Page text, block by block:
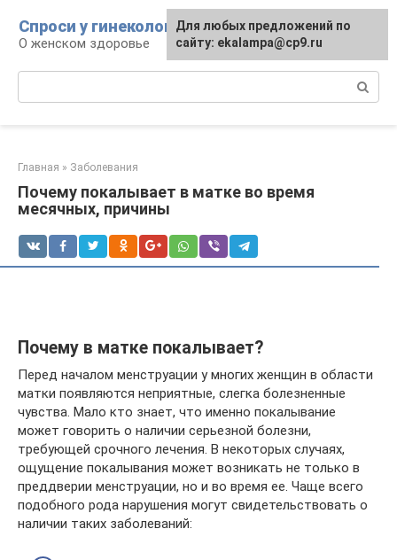
контенту
Спроси у гинеколога
О женском здоровье
Главная » Заболевания
Почему покалывает в матке во время
месячных, причины
Почему в матке покалывает?
Перед началом менструации у многих женщин в области
матки появляются неприятные, слегка болезненные
чувства. Мало кто знает, что именно покалывание
может говорить о наличии серьезной болезни,
требующей срочного лечения. В некоторых случаях,
ощущение покалывания может возникать не только в
преддверии менструации, но и во время ее. Чаще всего
подобного рода нарушения могут свидетельствовать о
наличии таких заболеваний:
Для любых предложений по
сайту: ekalampa@cp9.ru